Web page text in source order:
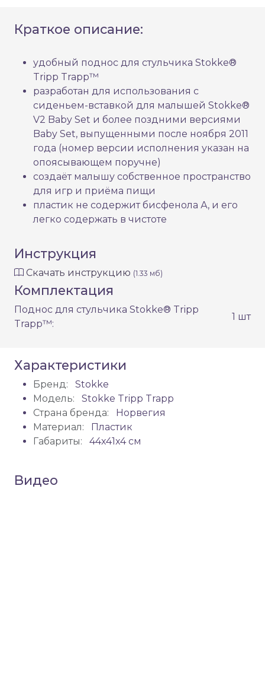
Краткое описание:
удобный поднос для стульчика Stokke®
Tripp Trapp™
разработан для использования с
сиденьем-вставкой для малышей Stokke®
V2 Baby Set и более поздними версиями
Baby Set, выпущенными после ноября 2011
года (номер версии исполнения указан на
опоясывающем поручне)
создаёт малышу собственное пространство
для игр и приёма пищи
пластик не содержит бисфенола А, и его
легко содержать в чистоте
Инструкция
Скачать инструкцию (1.33 мб)
Комплектация
Поднос для стульчика Stokke® Tripp
Trapp™:
1 шт
Характеристики
Бренд:
Stokke
Модель:
Stokke Tripp Trapp
Страна бренда:
Норвегия
Материал:
Пластик
Габариты:
44x41x4 см
Видео